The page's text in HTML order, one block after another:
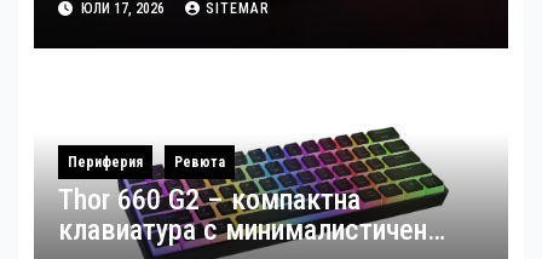
(Ревю)
ЮЛИ 17, 2026 SITEMAR
Периферия Ревюта
Thor 660 G2 – компактна
клавиатура с минималистичен